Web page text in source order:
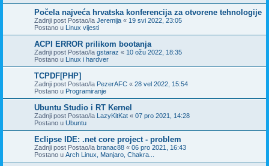
Počela najveća hrvatska konferencija za otvorene tehnologije
Zadnji post Postao/la Jeremija « 19 svi 2022, 23:05
Postano u Linux vijesti
ACPI ERROR prilikom bootanja
Zadnji post Postao/la gstaraz « 10 ožu 2022, 18:35
Postano u Linux i hardver
TCPDF[PHP]
Zadnji post Postao/la PezerAFC « 28 vel 2022, 15:54
Postano u Programiranje
Ubuntu Studio i RT Kernel
Zadnji post Postao/la LazyKitKat « 07 pro 2021, 14:28
Postano u Ubuntu
Eclipse IDE: .net core project - problem
Zadnji post Postao/la branac88 « 06 pro 2021, 16:43
Postano u Arch Linux, Manjaro, Chakra...